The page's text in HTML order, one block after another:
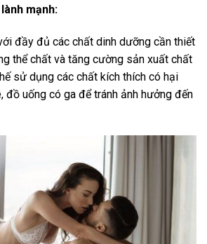
mạnh:
đầy đủ các chất dinh dưỡng cần thiết
thể chất và tăng cường sản xuất chất
sử dụng các chất kích thích có hại
đồ uống có ga để tránh ảnh hưởng đến